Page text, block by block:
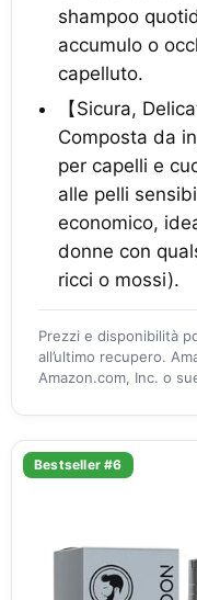
shampoo
accumulo o
capelluto.
【Sicura,
Composta da
per capelli e
alle pelli
economico,
donne con
ricci o mossi).
Prezzi e disponibilità
all’ultimo recupero.
Amazon.com, Inc. o
Bestseller #6